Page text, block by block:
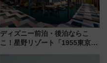
ディズニー前泊・後泊ならこ
こ！星野リゾート「1955東京ベ